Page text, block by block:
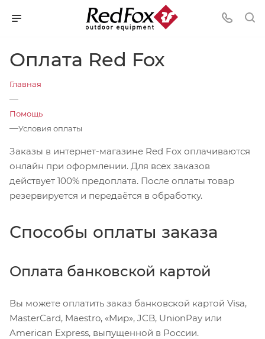
Оплата Red Fox
Главная
—
Помощь
—Условия оплаты
Заказы в интернет-магазине Red Fox оплачиваются
онлайн при оформлении. Для всех заказов
действует 100% предоплата. После оплаты товар
резервируется и передаётся в обработку.
Способы оплаты заказа
Оплата банковской картой
Вы можете оплатить заказ банковской картой Visa,
MasterCard, Maestro, «Мир», JCB, UnionPay или
American Express, выпущенной в России.